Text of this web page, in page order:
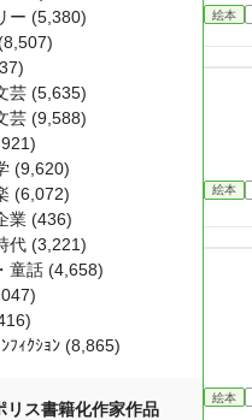
絵本
絵本
絵本
ー (5,380)
芸 (5,635)
芸 (9,588)
(9,620)
(6,072)
業 (436)
代 (3,221)
童話 (4,658)
ﾌｨｸｼｮﾝ (8,865)
リス書籍化作家作品